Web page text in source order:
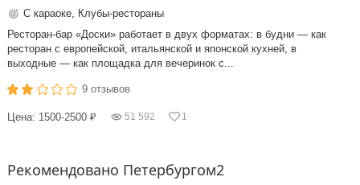
С караоке, Клубы-рестораны
Ресторан-бар «Доски» работает в двух форматах: в будни — как
ресторан с европейской, итальянской и японской кухней, в
выходные — как площадка для вечеринок с...
9 отзывов
Цена: 1500-2500 ₽ 51 592 1
Рекомендовано Петербургом2